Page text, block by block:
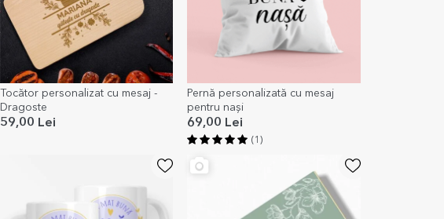
Tocător personalizat cu mesaj -
Dragoste
59,00 Lei
Pernă personalizată cu mesaj
pentru nași
69,00 Lei
(1)